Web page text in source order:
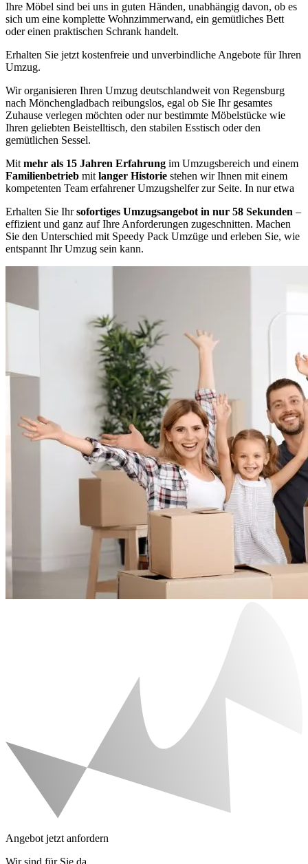
Ihre Möbel sind bei uns in guten Händen, unabhängig davon, ob es
sich um eine komplette Wohnzimmerwand, ein gemütliches Bett
oder einen praktischen Schrank handelt.
Erhalten Sie jetzt kostenfreie und unverbindliche Angebote für Ihren
Umzug.
Wir organisieren Ihren Umzug deutschlandweit von Regensburg
nach Mönchengladbach reibungslos, egal ob Sie Ihr gesamtes
Zuhause verlegen möchten oder nur bestimmte Möbelstücke wie
Ihren geliebten Beistelltisch, den stabilen Esstisch oder den
gemütlichen Sessel.
Mit mehr als 15 Jahren Erfahrung im Umzugsbereich und einem
Familienbetrieb mit langer Historie stehen wir Ihnen mit einem
kompetenten Team erfahrener Umzugshelfer zur Seite. In nur etwa
Erhalten Sie Ihrsofortiges Umzugsangebot in nur 58 Sekunden –
effizient und ganz auf Ihre Anforderungen zugeschnitten. Machen
Sie den Unterschied mit Speedy Pack Umzüge und erleben Sie, wie
entspannt Ihr Umzug sein kann.
Angebot jetzt anfordern